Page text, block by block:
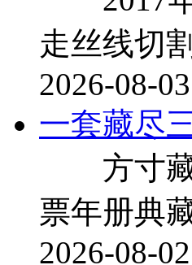
走丝线切
2026-08-
一套藏尽
方寸藏
票年册
2026-08-